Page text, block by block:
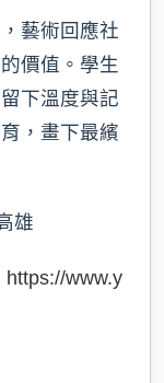
藝術回應社
價值。學生
下溫度與記
，畫下最繽
雄
https://www.y